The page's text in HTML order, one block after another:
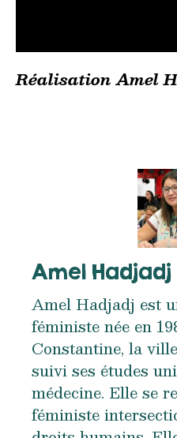
Réalisation Amel
Amel Hadjadj
Amel Hadjadj est
féministe née en
Constantine, la
suivi ses études
médecine. Elle se
féministe